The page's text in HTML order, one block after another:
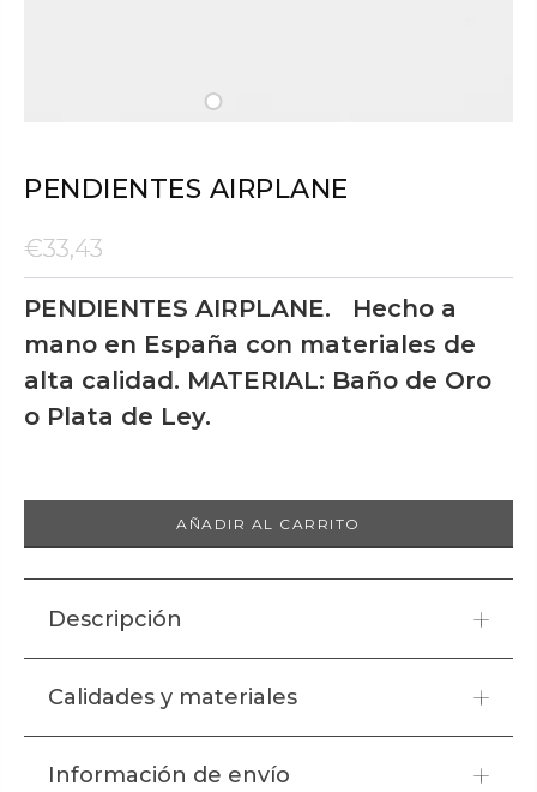
PENDIENTES AIRPLANE
€33,43
PENDIENTES AIRPLANE. Hecho a
mano en España con materiales de
alta calidad. MATERIAL: Baño de Oro
o Plata de Ley.
AÑADIR AL CARRITO
Descripción
Calidades y materiales
manera artesanal en España, con la máxima calidad en
Información de envío